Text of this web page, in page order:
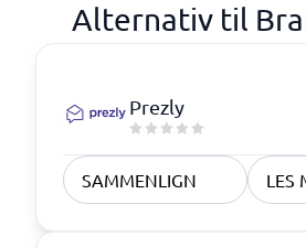
Alternativ til
Prezly
SAMMENLIGN LES